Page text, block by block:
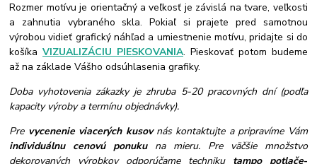
Rozmer motívu je orientačný a veľkosť je závislá na tvare, veľkosti
a zahnutia vybraného skla. Pokiaľ si prajete pred samotnou
výrobou vidieť grafický náhľad a umiestnenie motívu, pridajte si do
košíkaVIZUALIZÁCIU PIESKOVANIA. Pieskovať potom budeme
až na základe Vášho odsúhlasenia grafiky.
Doba vyhotovenia zákazky je zhruba 5-20 pracovných dní (podľa
kapacity výroby a termínu objednávky).
Pre vycenenie viacerých kusovnás kontaktujte a pripravíme Vám
individuálnu cenovú ponukuna mieru. Pre väčšie množstvo
dekorovaných výrobkov odporúčame techniku tampo potlače-